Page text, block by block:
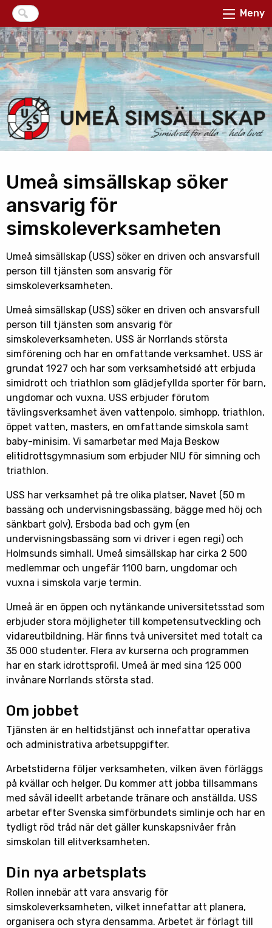
Meny
Umeå simsällskap söker
ansvarig för
simskoleverksamheten
Umeå simsällskap (USS) söker en driven och ansvarsfull
person till tjänsten som ansvarig för
simskoleverksamheten.
Umeå simsällskap (USS) söker en driven och ansvarsfull
person till tjänsten som ansvarig för
simskoleverksamheten. USS är Norrlands största
simförening och har en omfattande verksamhet. USS är
grundat 1927 och har som verksamhetsidé att erbjuda
simidrott och triathlon som glädjefyllda sporter för barn,
ungdomar och vuxna. USS erbjuder förutom
tävlingsverksamhet även vattenpolo, simhopp, triathlon,
öppet vatten, masters, en omfattande simskola samt
baby-minisim. Vi samarbetar med Maja Beskow
elitidrottsgymnasium som erbjuder NIU för simning och
triathlon.
USS har verksamhet på tre olika platser, Navet (50 m
bassäng och undervisningsbassäng, bägge med höj och
sänkbart golv), Ersboda bad och gym (en
undervisningsbassäng som vi driver i egen regi) och
Holmsunds simhall. Umeå simsällskap har cirka 2 500
medlemmar och ungefär 1100 barn, ungdomar och
vuxna i simskola varje termin.
Umeå är en öppen och nytänkande universitetsstad som
erbjuder stora möjligheter till kompetensutveckling och
vidareutbildning. Här finns två universitet med totalt ca
35 000 studenter. Flera av kurserna och programmen
har en stark idrottsprofil. Umeå är med sina 125 000
invånare Norrlands största stad.
Om jobbet
Tjänsten är en heltidstjänst och innefattar operativa
och administrativa arbetsuppgifter.
Arbetstiderna följer verksamheten, vilken även förläggs
på kvällar och helger. Du kommer att jobba tillsammans
med såväl ideellt arbetande tränare och anställda. USS
arbetar efter Svenska simförbundets simlinje och har en
tydligt röd tråd när det gäller kunskapsnivåer från
simskolan till elitverksamheten.
Din nya arbetsplats
Rollen innebär att vara ansvarig för
simskoleverksamheten, vilket innefattar att planera,
organisera och styra densamma. Arbetet är förlagt till